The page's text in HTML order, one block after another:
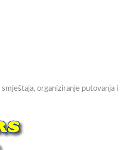
organiziranje putovanja i